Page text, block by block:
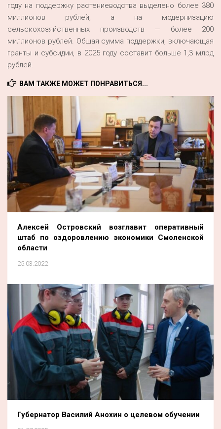
году на поддержку растениеводства выделено более 380
миллионов рублей, а на модернизацию
сельскохозяйственных производств — более 200
миллионов рублей. Общая сумма поддержки, включающая
гранты и субсидии, в 2025 году составит больше 1,3 млрд
рублей.
ВАМ ТАКЖЕ МОЖЕТ ПОНРАВИТЬСЯ...
Алексей Островский возглавит оперативный
штаб по оздоровлению экономики Смоленской
области
25.03.2022
Губернатор Василий Анохин о целевом обучении